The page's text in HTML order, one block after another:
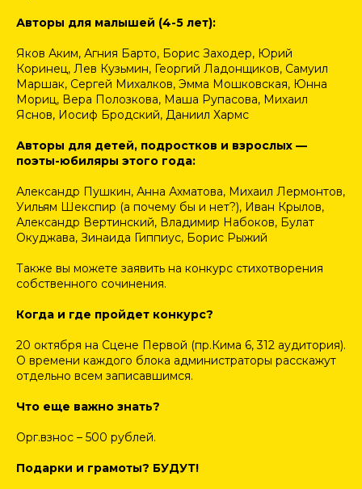
Авторы для малышей (4-5 лет):
Яков Аким, Агния Барто, Борис Заходер, Юрий
Коринец, Лев Кузьмин, Георгий Ладонщиков, Самуил
Маршак, Сергей Михалков, Эмма Мошковская, Юнна
Мориц, Вера Полозкова, Маша Рупасова, Михаил
Яснов, Иосиф Бродский, Даниил Хармс
Авторы для детей, подростков и взрослых —
поэты-юбиляры этого года:
Александр Пушкин, Анна Ахматова, Михаил Лермонтов,
Уильям Шекспир (а почему бы и нет?), Иван Крылов,
Александр Вертинский, Владимир Набоков, Булат
Окуджава, Зинаида Гиппиус, Борис Рыжий
Также вы можете заявить на конкурс стихотворения
собственного сочинения.
Когда и где пройдет конкурс?
20 октября на Сцене Первой (пр.Кима 6, 312 аудитория).
О времени каждого блока администраторы расскажут
отдельно всем записавшимся.
Что еще важно знать?
Орг.взнос – 500 рублей.
Подарки и грамоты? БУДУТ!